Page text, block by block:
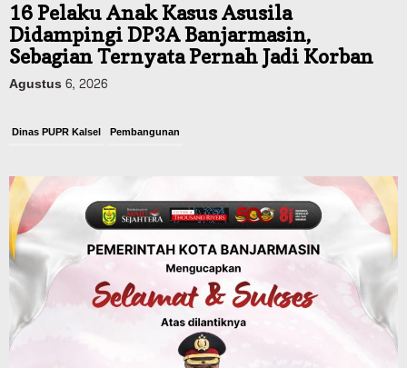
16 Pelaku Anak Kasus Asusila
Didampingi DP3A Banjarmasin,
Sebagian Ternyata Pernah Jadi Korban
Agustus 6, 2026
Dinas PUPR Kalsel Pembangunan
Pemerintah Janji Tingkatkan Fasilitas
Keselamatan Jalan Alternatif
Banjarbaru–Batulicin
Agustus 6, 2026
Dinas Kehutanan Kalsel
Tahura Sultan Adam Sempat Alami